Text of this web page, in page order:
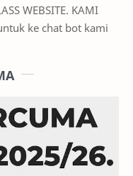
WEBSITE. KAMI
ke chat bot kami